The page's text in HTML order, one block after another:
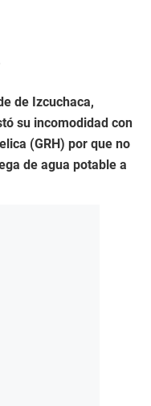
de Izcuchaca,
su incomodidad con
(GRH) por que no
de agua potable a